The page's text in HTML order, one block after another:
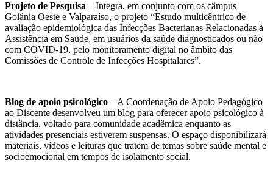
Projeto de Pesquisa – Integra, em conjunto com os câmpus
Goiânia Oeste e Valparaíso, o projeto “Estudo multicêntrico de
avaliação epidemiológica das Infecções Bacterianas Relacionadas à
Assistência em Saúde, em usuários da saúde diagnosticados ou não
com COVID-19, pelo monitoramento digital no âmbito das
Comissões de Controle de Infecções Hospitalares”.
Blog de apoio psicológico – A Coordenação de Apoio Pedagógico
ao Discente desenvolveu um blog para oferecer apoio psicológico à
distância, voltado para comunidade acadêmica enquanto as
atividades presenciais estiverem suspensas. O espaço disponibilizará
materiais, vídeos e leituras que tratem de temas sobre saúde mental e
socioemocional em tempos de isolamento social.